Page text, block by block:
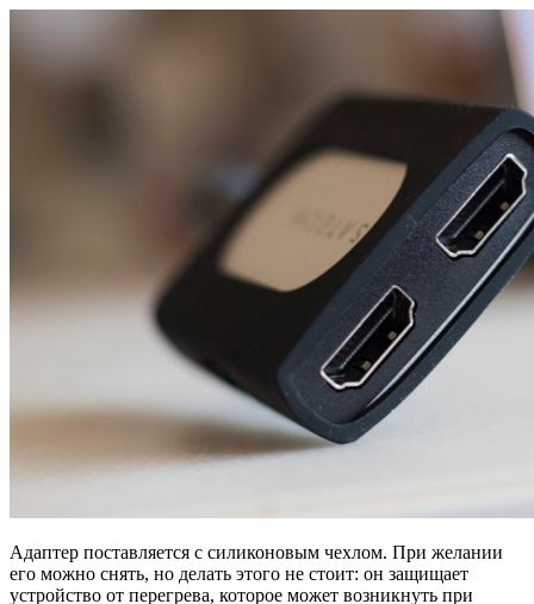
Адаптер поставляется с силиконовым чехлом. При желании
его можно снять, но делать этого не стоит: он защищает
устройство от перегрева, которое может возникнуть при